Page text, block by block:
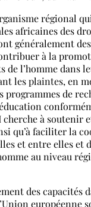
régional
africaines des
généralement
à la
de l’homme dans
les plaintes, en
programmes de
cherche à soutenir
qu’à faciliter la
et entre elles et
au niveau
des capacités
européenne